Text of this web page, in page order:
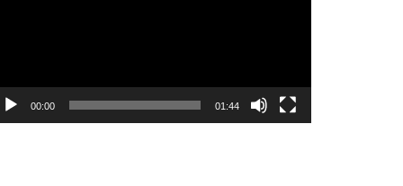
00:00 01:44